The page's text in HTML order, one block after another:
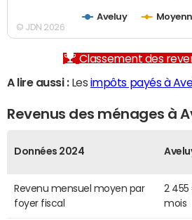
Aveluy
© JDN 2026
Classement des
A lire aussi :Les impôts payés à
Revenus des ménages à
Données 2024
Revenu mensuel moyen par
foyer fiscal
2
mois